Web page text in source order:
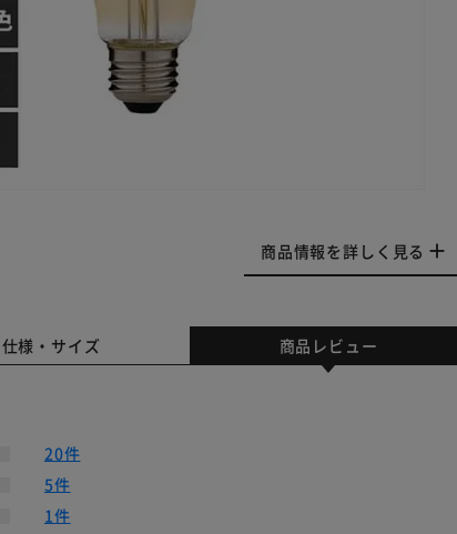
商品情報を詳しく見る
仕様・サイズ 商品レビュー
20件
5件
1件